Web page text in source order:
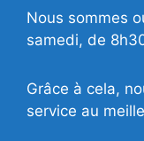
Nous sommes
samedi, de
Grâce à cela,
service au